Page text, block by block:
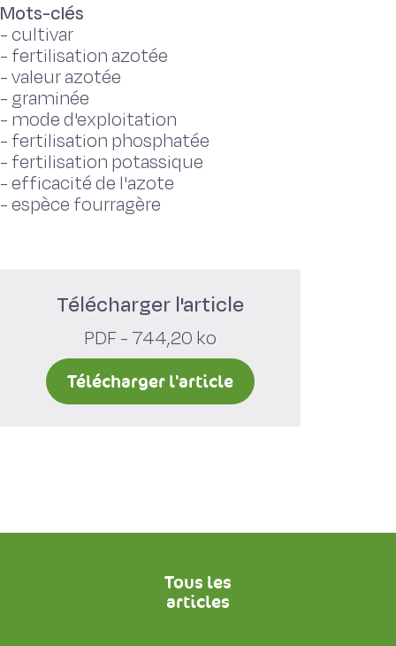
Mots-clés
-cultivar
- fertilisation azotée
-valeur azotée
- graminée
- mode d'exploitation
- fertilisation phosphatée
- fertilisation potassique
-efficacité de l'azote
-espèce fourragère
Télécharger l'article
PDF - 744,20 ko
Télécharger l'article
Tous les
articles